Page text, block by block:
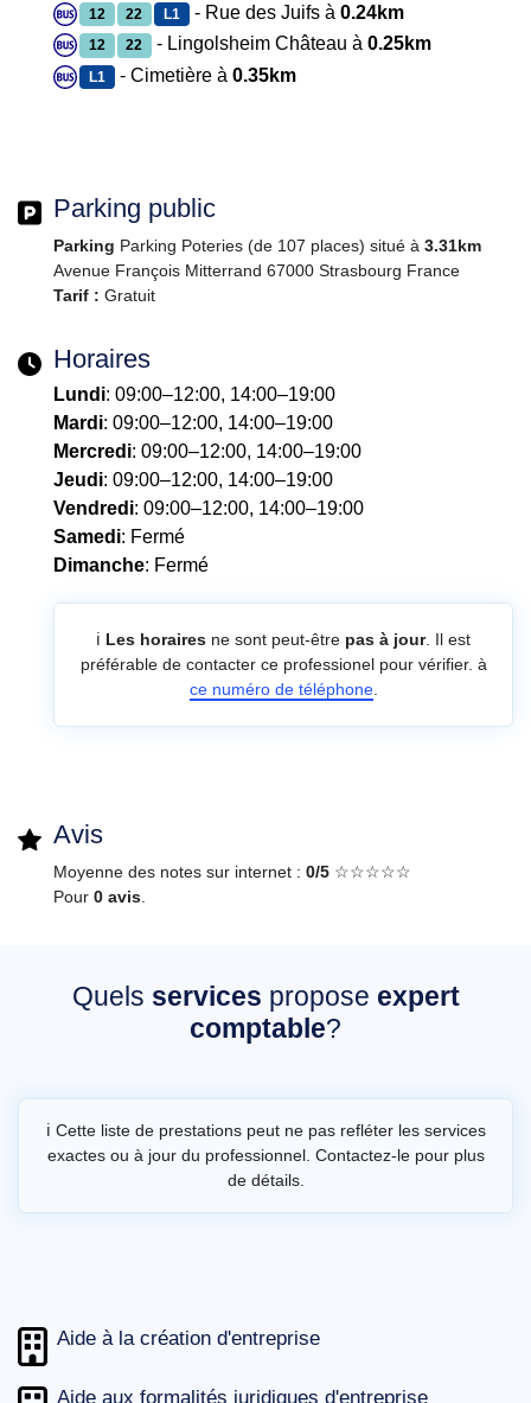
12 22 L1 - Rue des Juifs à 0.24km
12 22 - Lingolsheim Château à0.25km
L1 - Cimetière à 0.35km
Parking public
Parking Parking Poteries (de 107 places) situé à 3.31km
Avenue François Mitterrand 67000 Strasbourg France
Tarif : Gratuit
Horaires
Lundi: 09:00–12:00, 14:00–19:00
Mardi: 09:00–12:00, 14:00–19:00
Mercredi: 09:00–12:00, 14:00–19:00
Jeudi: 09:00–12:00, 14:00–19:00
Vendredi: 09:00–12:00, 14:00–19:00
Samedi: Fermé
Dimanche: Fermé
ℹ️ Les horaires ne sont peut-être pas à jour. Il est
préférable de contacter ce professionel pour vérifier. à
ce numéro de téléphone.
Avis
Moyenne des notes sur internet : 0/5 ☆☆☆☆☆
Pour 0 avis
Quels services propose expert
comptable?
ℹ️ Cette liste de prestations peut ne pas refléter les services
exactes ou à jour du professionnel. Contactez-le pour plus
de détails.
Aide à la création d'entreprise
Aide aux formalités juridiques d'entreprise